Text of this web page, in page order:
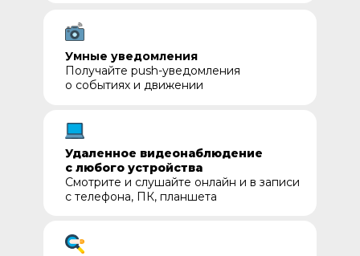
Удаленное видеонаблюдение
с любого устройства
Смотрите и слушайте онлайн и в записи
с телефона, ПК, планшета
Умные уведомления
Получайте push-уведомления
о событиях и движении